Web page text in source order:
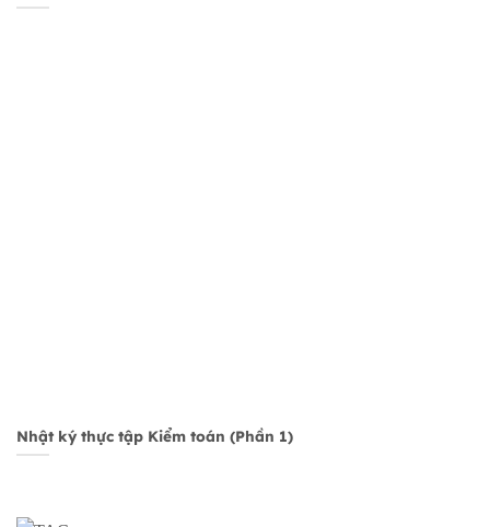
Nhật ký thực tập Kiểm toán (Phần 1)